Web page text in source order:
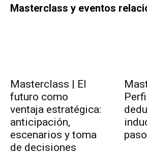
Masterclass y eventos
Masterclass | El
futuro como
ventaja estratégica:
anticipación,
escenarios y toma
de decisiones
paso